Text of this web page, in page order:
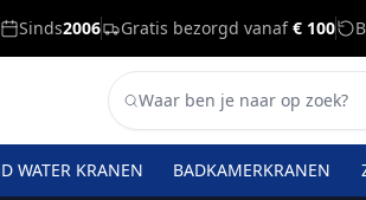
Sinds2006 Gratis bezorgd vanaf€ 100
WATER KRANEN BADKAMERKRANEN